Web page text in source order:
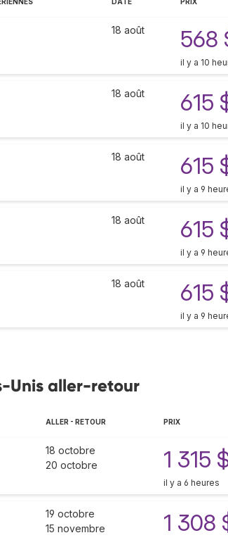
18 août 568
il y a 10
18 août 615
il y a 10
18 août 615
il y a 9
18 août 615
il y a 9
18 août 615
il y a 9
Unis aller-retour
ALLER - RETOUR PRIX
18 octobre
20 octobre
1 315
il y a 6 heures
19 octobre
15 novembre
1 308